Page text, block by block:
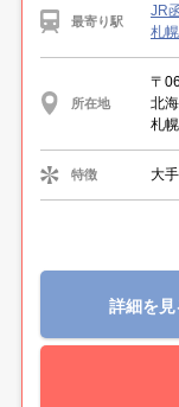
最寄り駅
JR
札
所在地
〒
北
札
特徴 大
詳細を見